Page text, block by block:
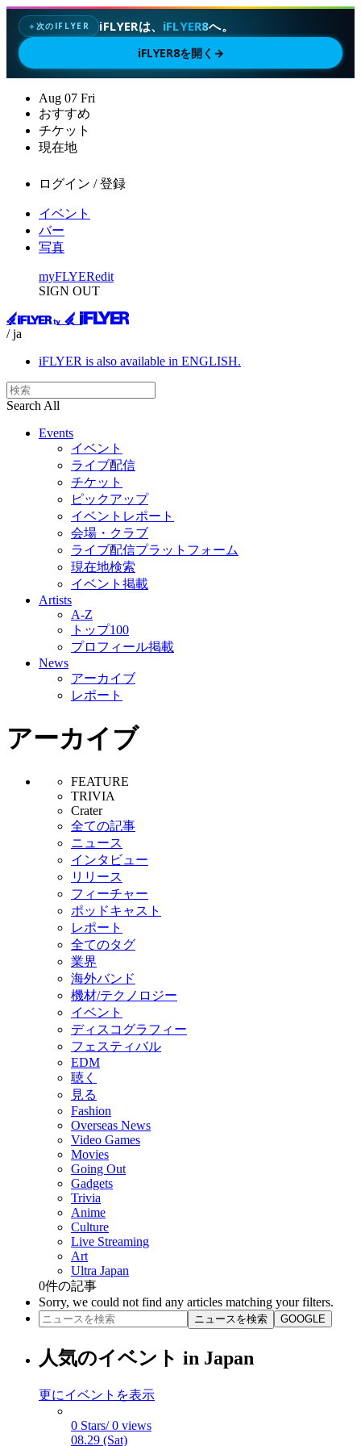
✦次のIFLYER iFLYERは、 iFLYER8へ。
iFLYER8を開く →
Aug 07 Fri
おすすめ
チケット
現在地
ログイン / 登録
イベント
バー
写真
myFLYERedit
SIGN OUT
/ ja
iFLYER is also available in ENGLISH.
Search All
Events
イベント
ライブ配信
チケット
ピックアップ
イベントレポート
会場・クラブ
ライブ配信プラットフォーム
現在地検索
イベント掲載
Artists
A-Z
トップ100
プロフィール掲載
News
アーカイブ
レポート
アーカイブ
FEATURE
TRIVIA
Crater
全ての記事
ニュース
インタビュー
リリース
フィーチャー
ポッドキャスト
レポート
全てのタグ
業界
海外バンド
機材/テクノロジー
イベント
ディスコグラフィー
フェスティバル
EDM
聴く
見る
Fashion
Overseas News
Video Games
Movies
Going Out
Gadgets
Trivia
Anime
Culture
Live Streaming
Art
Ultra Japan
0件の記事
Sorry, we could not find any articles matching your filters.
ニュースを検索 GOOGLE
人気のイベント in Japan
更にイベントを表示
0 Stars/ 0 views
08.29 (Sat)